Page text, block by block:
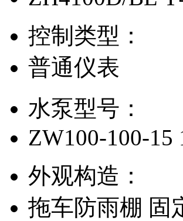
控制类型：
普通仪表
水泵型号：
ZW100-100-15
外观构造：
拖车防雨棚 固